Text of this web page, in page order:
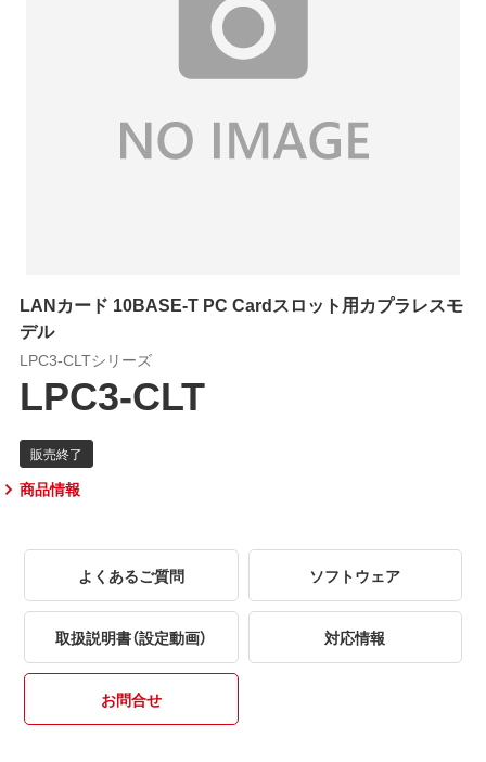
LANカード 10BASE-T PC Cardスロット用カプラレスモ
デル
LPC3-CLTシリーズ
LPC3-CLT
商品情報
よくあるご質問 ソフトウェア
取扱説明書（設定動画） 対応情報
お問合せ